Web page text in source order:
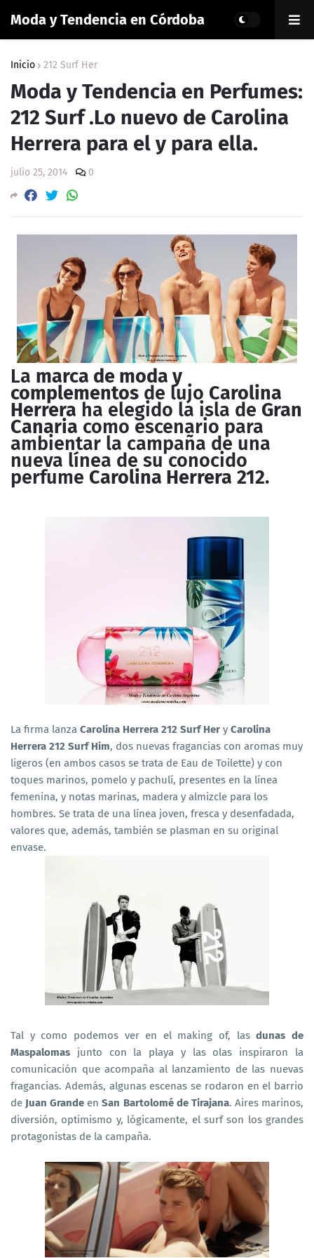
Moda y Tendencia en Córdoba
Inicio 212 Surf Her
Moda y Tendencia en Perfumes:
212 Surf .Lo nuevo de Carolina
Herrera para el y para ella.
julio 25, 2014 0
La marca de moda y
complementos de lujo Carolina
Herrera ha elegido la isla de Gran
Canaria como escenario para
ambientar la campaña de una
nueva línea de su conocido
perfume Carolina Herrera 212.
La firma lanza Carolina Herrera 212 Surf Her y Carolina
Herrera 212 Surf Him, dos nuevas fragancias con aromas muy
ligeros (en ambos casos se trata de Eau de Toilette) y con
toques marinos, pomelo y pachulí, presentes en la línea
femenina, y notas marinas, madera y almizcle para los
hombres. Se trata de una línea joven, fresca y desenfadada,
valores que, además, también se plasman en su original
envase.
Tal y como podemos ver en el making of, lasdunas de
Maspalomas junto con la playa y las olas inspiraron la
comunicación que acompaña al lanzamiento de las nuevas
fragancias. Además, algunas escenas se rodaron en el barrio
de Juan Grande enSan Bartolomé de Tirajana. Aires marinos,
diversión, optimismo y, lógicamente, el surf son los grandes
protagonistas de la campaña.